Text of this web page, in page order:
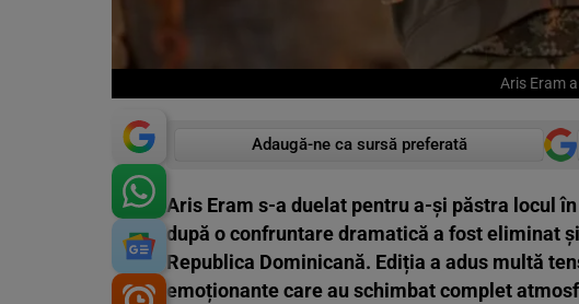
Aris Eram
Adaugă-ne ca sursă preferată
Aris Eram s-a duelat pentru a-și păstra locul
după o confruntare dramatică a fost eliminat
Republica Dominicană. Ediția a adus multă
emoționante care au schimbat complet